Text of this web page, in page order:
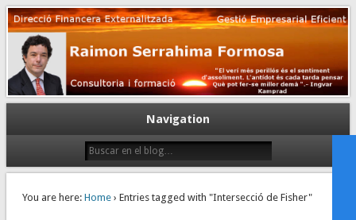
Dirección financiera de la PyME
Gestión empresarial eficiente. Dirección financiera externalizada.
Navigation
You are here: Home› Entries tagged with "Intersecció de Fisher"